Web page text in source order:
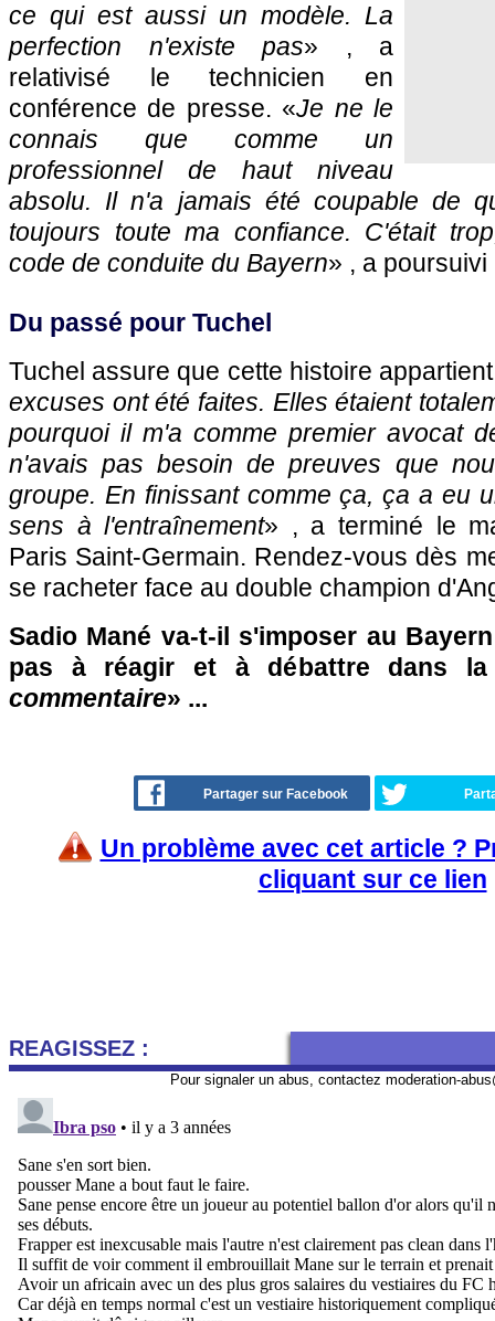
ce qui est aussi un modèle. La
perfection n'existe pas» , a
relativisé le technicien en
conférence de presse. «Je ne le
connais que comme un
professionnel de haut niveau
absolu. Il n'a jamais été coupable de
toujours toute ma confiance. C'était
code de conduite du Bayern» , a
Du passé pour Tuchel
Tuchel assure que cette histoire
excuses ont été faites. Elles étaient
pourquoi il m'a comme premier avocat
n'avais pas besoin de preuves que
groupe. En finissant comme ça, ça a eu
sens à l'entraînement» , a terminé le
Paris Saint-Germain. Rendez-vous dès
se racheter face au double champion
Sadio Mané va-t-il s'imposer au
pas à réagir et à débattre dans
commentaire» ...
Partager sur Facebook
Un problème avec cet article ?
cliquant sur ce lien
REAGISSEZ :
Pour signaler un abus, contactez moderation-